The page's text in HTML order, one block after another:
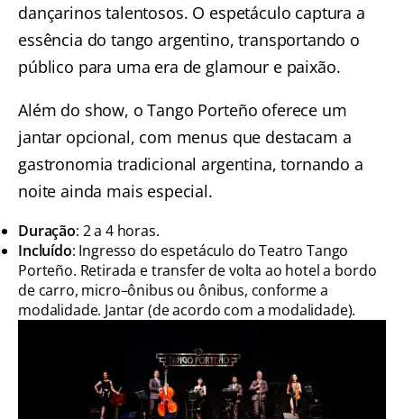
dançarinos talentosos. O espetáculo captura a
essência do tango argentino, transportando o
público para uma era de glamour e paixão.
Além do show, o Tango Porteño oferece um
jantar opcional, com menus que destacam a
gastronomia tradicional argentina, tornando a
noite ainda mais especial.
Duração: 2 a 4 horas.
Incluído: Ingresso do espetáculo do Teatro Tango
Porteño. Retirada e transfer de volta ao hotel a bordo
de carro, micro–ônibus ou ônibus, conforme a
modalidade. Jantar (de acordo com a modalidade).